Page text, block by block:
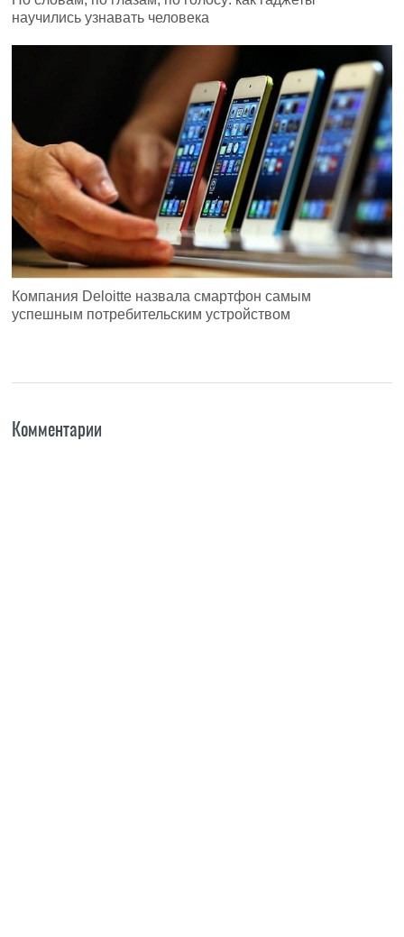
научились узнавать человека
Компания Deloitte назвала смартфон самым
успешным потребительским устройством
Комментарии